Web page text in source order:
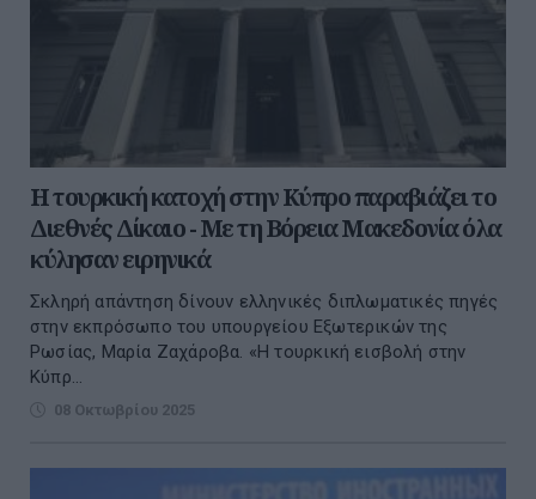
Η τουρκική κατοχή στην Κύπρο παραβιάζει το
Διεθνές Δίκαιο - Με τη Βόρεια Μακεδονία όλα
κύλησαν ειρηνικά
Σκληρή απάντηση δίνουν ελληνικές διπλωματικές πηγές
στην εκπρόσωπο του υπουργείου Εξωτερικών της
Ρωσίας, Μαρία Ζαχάροβα. «Η τουρκική εισβολή στην
Κύπρ...
08 Οκτωβρίου 2025